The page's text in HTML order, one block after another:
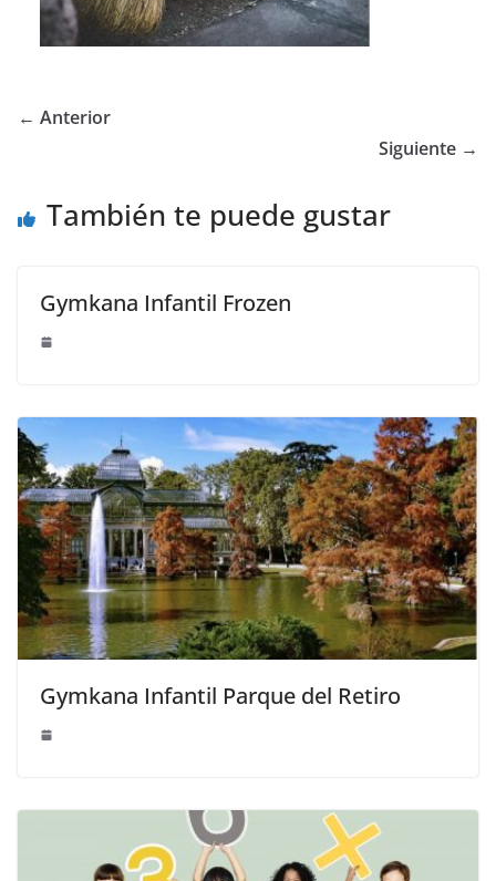
← Anterior
Siguiente →
También te puede gustar
Gymkana Infantil Frozen
Gymkana Infantil Parque del Retiro